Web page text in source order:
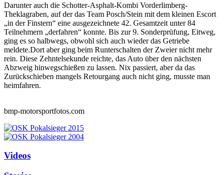
Darunter auch die Schotter-Asphalt-Kombi Vorderlimberg-
Theklagraben, auf der das Team Posch/Stein mit dem kleinen Escort
„in der Finstern“ eine ausgezeichnete 42. Gesamtzeit unter 84
Teilnehmern „derfahren“ konnte. Bis zur 9. Sonderprüfung, Eitweg,
ging es so halbwegs, obwohl sich auch wieder das Getriebe
meldete.Dort aber ging beim Runterschalten der Zweier nicht mehr
rein. Diese Zehntelsekunde reichte, das Auto über den nächsten
Abzweig hinwegschießen zu lassen. Nix passiert, aber da das
Zurückschieben mangels Retourgang auch nicht ging, musste man
heimfahren.
bmp-motorsportfotos.com
Videos